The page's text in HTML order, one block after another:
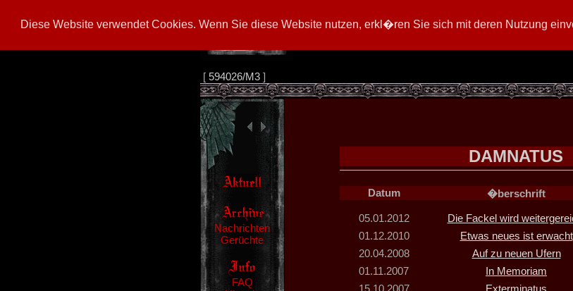
Diese Website verwendet Cookies. Wenn Sie diese Website nutzen, erkl�ren Sie sich mit deren Nutzung
[ 594026/M3]
Nachrichten
Gerüchte
FAQ
DAMNATUS
Datum �berschrift
05.01.2012 Die Fackel wird
01.12.2010
Etwas neues ist erwacht
20.04.2008
Auf zu neuen Ufern
01.11.2007
In Memoriam
15.10.2007
Exterminatus